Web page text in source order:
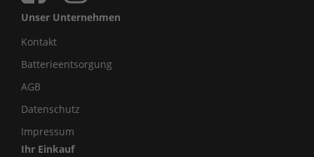
Unser Unternehmen
Kontakt
Batterieentsorgung
AGB
Datenschutz
Impressum
Ihr Einkauf